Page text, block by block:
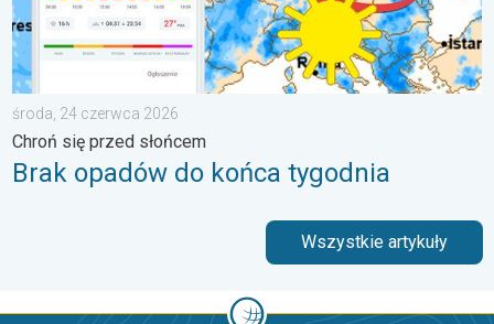
środa, 24 czerwca 2026
Chroń się przed słońcem
Brak opadów do końca tygodnia
Wszystkie artykuły